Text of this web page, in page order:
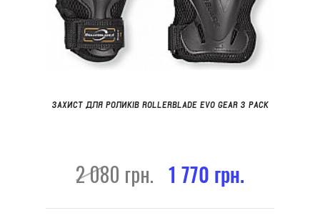
ЗАХИСТ ДЛЯ РОЛИКІВ ROLLERBLADE EVO GEAR 3 PACK
2 080 грн. 1 770 грн.